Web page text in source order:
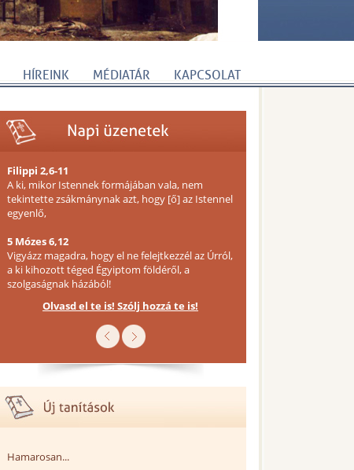
HÍREINK MÉDIATÁR KAPCSOLAT
Filippi 2,6-11
A ki, mikor Istennek formájában vala, nem
tekintette zsákmánynak azt, hogy [ő] az Istennel
egyenlő,
5 Mózes 6,12
Vigyázz magadra, hogy el ne felejtkezzél az Úrról,
a ki kihozott téged Égyiptom földéről, a
szolgaságnak házából!
Olvasd el te is! Szólj hozzá te is!
Hamarosan...